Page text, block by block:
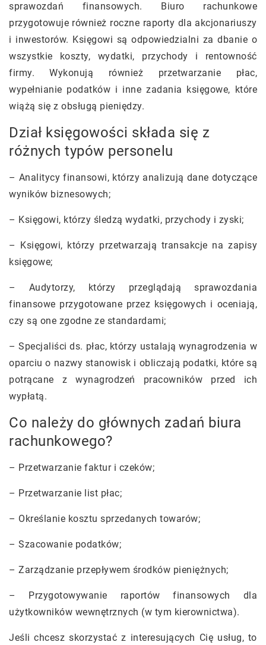
sprawozdań finansowych. Biuro rachunkowe
przygotowuje również roczne raporty dla akcjonariuszy
i inwestorów. Księgowi są odpowiedzialni za dbanie o
wszystkie koszty, wydatki, przychody i rentowność
firmy. Wykonują również przetwarzanie płac,
wypełnianie podatków i inne zadania księgowe, które
wiążą się z obsługą pieniędzy.
Dział księgowości składa się z
różnych typów personelu
– Analitycy finansowi, którzy analizują dane dotyczące
wyników biznesowych;
– Księgowi, którzy śledzą wydatki, przychody i zyski;
– Księgowi, którzy przetwarzają transakcje na zapisy
księgowe;
– Audytorzy, którzy przeglądają sprawozdania
finansowe przygotowane przez księgowych i oceniają,
czy są one zgodne ze standardami;
– Specjaliści ds. płac, którzy ustalają wynagrodzenia w
oparciu o nazwy stanowisk i obliczają podatki, które są
potrącane z wynagrodzeń pracowników przed ich
wypłatą.
Co należy do głównych zadań biura
rachunkowego?
– Przetwarzanie faktur i czeków;
– Przetwarzanie list płac;
– Określanie kosztu sprzedanych towarów;
– Szacowanie podatków;
– Zarządzanie przepływem środków pieniężnych;
– Przygotowywanie raportów finansowych dla
użytkowników wewnętrznych (w tym kierownictwa).
Jeśli chcesz skorzystać z interesujących Cię usług, to